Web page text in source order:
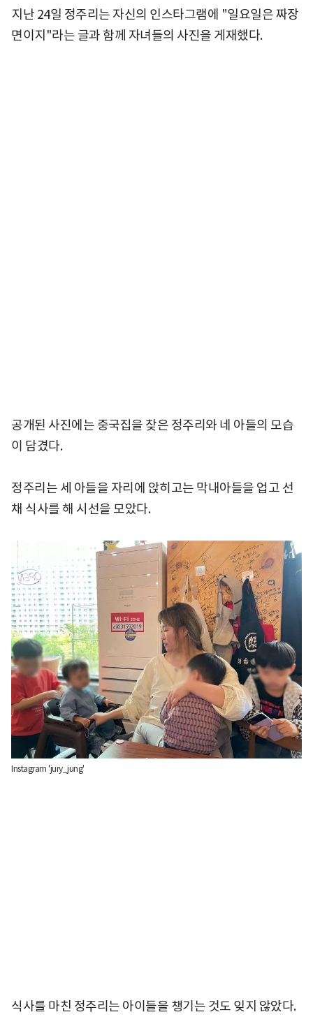
지난 24일 정주리는 자신의 인스타그램에 "일요일은 짜장
면이지"라는 글과 함께 자녀들의 사진을 게재했다.
공개된 사진에는 중국집을 찾은 정주리와 네 아들의 모습
이 담겼다.
정주리는 세 아들을 자리에 앉히고는 막내아들을 업고 선
채 식사를 해 시선을 모았다.
Instagram 'jury_jung'
식사를 마친 정주리는 아이들을 챙기는 것도 잊지 않았다.